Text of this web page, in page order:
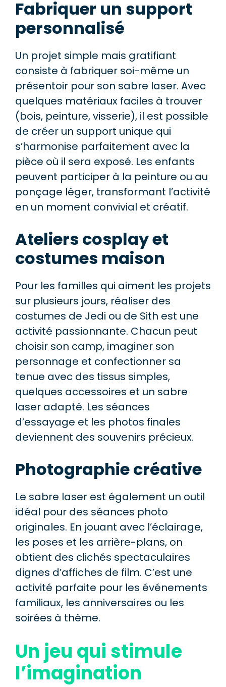
Fabriquer un support
personnalisé
Un projet simple mais gratifiant
consiste à fabriquer soi-même un
présentoir pour son sabre laser. Avec
quelques matériaux faciles à trouver
(bois, peinture, visserie), il est possible
de créer un support unique qui
s’harmonise parfaitement avec la
pièce où il sera exposé. Les enfants
peuvent participer à la peinture ou au
ponçage léger, transformant l’activité
en un moment convivial et créatif.
Ateliers cosplay et
costumes maison
Pour les familles qui aiment les projets
sur plusieurs jours, réaliser des
costumes de Jedi ou de Sith est une
activité passionnante. Chacun peut
choisir son camp, imaginer son
personnage et confectionner sa
tenue avec des tissus simples,
quelques accessoires et un sabre
laser adapté. Les séances
d’essayage et les photos finales
deviennent des souvenirs précieux.
Photographie créative
Le sabre laser est également un outil
idéal pour des séances photo
originales. En jouant avec l’éclairage,
les poses et les arrière-plans, on
obtient des clichés spectaculaires
dignes d’affiches de film. C’est une
activité parfaite pour les événements
familiaux, les anniversaires ou les
soirées à thème.
Un jeu qui stimule
l’imagination